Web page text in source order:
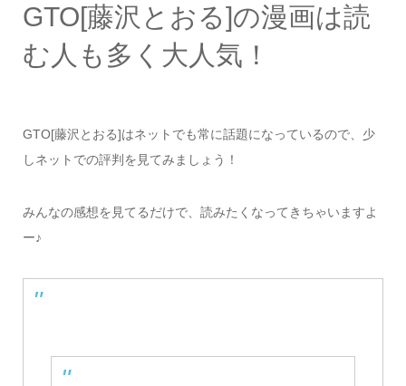
GTO[藤沢とおる]の漫画は読
む人も多く大人気！
GTO[藤沢とおる]はネットでも常に話題になっているので、少
しネットでの評判を見てみましょう！
みんなの感想を見てるだけで、読みたくなってきちゃいますよ
ー♪